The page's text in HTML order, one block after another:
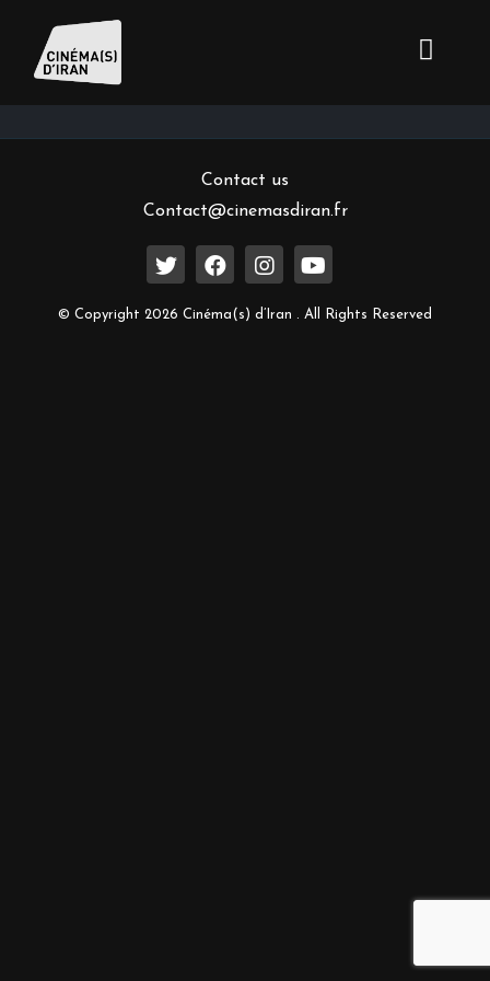
Inscrivez-vous à notre newsletter
Contact us
Contact@cinemasdiran.fr
© Copyright 2026 Cinéma(s) d’Iran . All Rights Reserved